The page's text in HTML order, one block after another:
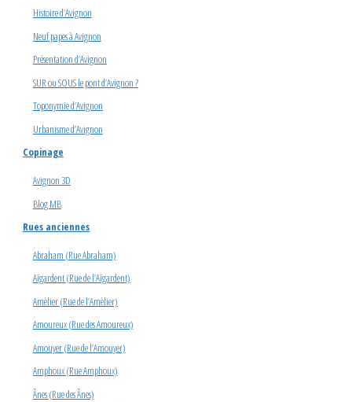
Histoire d’Avignon
Neuf papes à Avignon
Présentation d’Avignon
SUR ou SOUS le pont d’Avignon ?
Toponymie d’Avignon
Urbanisme d’Avignon
Copinage
Avignon 3D
Blog MB
Rues anciennes
Abraham (Rue Abraham)
Aïgardent (Rue de l’Aïgardent)
Amèlier (Rue de l’Amèlier)
Amoureux (Rue des Amoureux)
Amouyer (Rue de l’Amouyer)
Amphoux (Rue Amphoux)
Ânes (Rue des Ânes)